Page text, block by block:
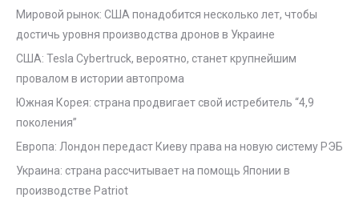
Мировой рынок: США понадобится несколько лет, чтобы
достичь уровня производства дронов в Украине
США: Tesla Cybertruck, вероятно, станет крупнейшим
провалом в истории автопрома
Южная Корея: страна продвигает свой истребитель “4,9
поколения”
Европа: Лондон передаст Киеву права на новую систему РЭБ
Украина: страна рассчитывает на помощь Японии в
производстве Patriot